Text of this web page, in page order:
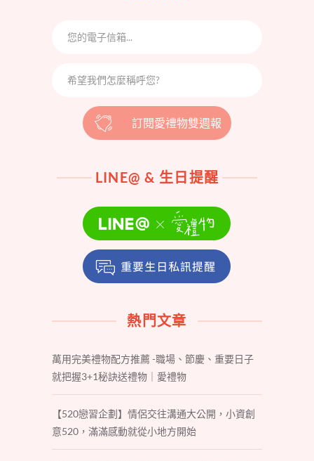
訂閱愛禮物雙週報
LINE@ & 生日提醒
熱門文章
萬用完美禮物配方推薦 -職場、節慶、重要日子
就把握3+1秘訣送禮物｜愛禮物
【520戀習企劃】情侶交往溝通大公開，小資創
意520，滿滿感動就從小地方開始